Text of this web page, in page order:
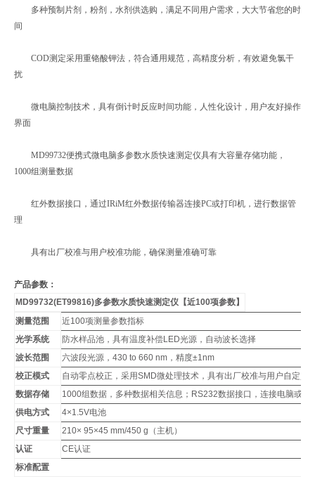
多种预制片剂，粉剂，水剂供选购，满足不同用户需求，大大节省您的时
间
COD测定采用重铬酸钾法，符合通用规范，高精度分析，有效避免氯干
扰
微电脑控制技术，具有倒计时反应时间功能，人性化设计，用户友好操作
界面
MD99732便携式微电脑多参数水质快速测定仪具有大容量存储功能，
1000组测量数据
红外数据接口，通过IRiM红外数据传输器连接PC或打印机，进行数据管
理
具有出厂校准与用户校准功能，确保测量准确可靠
产品参数：
MD99732(ET99816)多参数水质快速测定仪【近100项参数】
测量范围
近100项测量参数指标
光学系统
防水样品池，具有温度补偿LED光源，自动波长选择
波长范围
六波段光源，430 to 660 nm，精度±1nm
校正模式
自动零点校正，采用SMD微处理技术，具有出厂校准与用户自定义
数据存储
1000组数据，多种数据相关信息；RS232数据接口，连接电脑或打
供电方式
4×1.5V电池
尺寸重量
210× 95×45 mm/450 g（主机）
认证
CE认证
标准配置